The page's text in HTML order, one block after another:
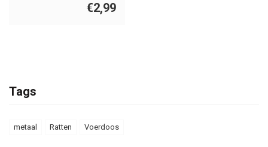
€2,99
Tags
metaal Ratten Voerdoos